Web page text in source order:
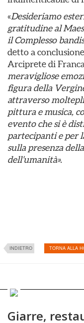
«Desideriamo
gratitudine al
il Complesso
detto a
Arciprete di
meravigliose
figura della
attraverso
pittura e musica,
evento che si è
partecipanti e per
sulla presenza
dell’umanità».
INDIETRO TORNA ALLA
Giarre,